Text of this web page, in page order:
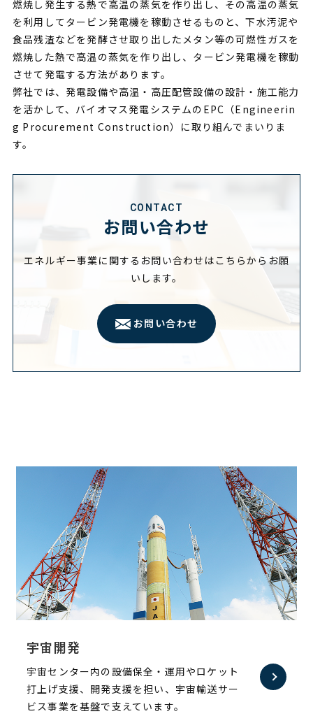
燃焼し発生する熱で高温の蒸気を作り出し、その高温の蒸気
を利用してタービン発電機を稼動させるものと、下水汚泥や
食品残渣などを発酵させ取り出したメタン等の可燃性ガスを
燃焼した熱で高温の蒸気を作り出し、タービン発電機を稼動
させて発電する方法があります。
弊社では、発電設備や高温・高圧配管設備の設計・施工能力
を活かして、バイオマス発電システムのEPC（Engineerin
g Procurement Construction）に取り組んでまいりま
す。
CONTACT
お問い合わせ
エネルギー事業に関するお問い合わせはこちらからお願
いします。
お問い合わせ
宇宙開発
宇宙センター内の設備保全・運用やロケット
打上げ支援、開発支援を担い、宇宙輸送サー
ビス事業を基盤で支えています。